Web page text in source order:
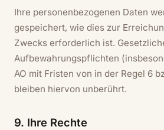
Ihre personenbezogenen Daten
gespeichert, wie dies zur
Zwecks erforderlich ist.
Aufbewahrungspflichten
AO mit Fristen von in der Regel 6
bleiben hiervon unberührt.
9. Ihre Rechte